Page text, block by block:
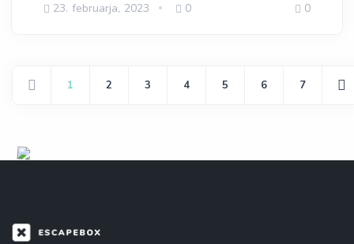
23. februarja, 2023 0 0
1 2 3 4 5 6 7